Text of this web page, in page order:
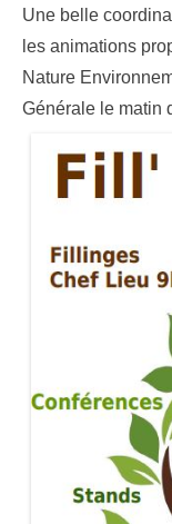
Une belle
les animations
Nature
Générale le matin